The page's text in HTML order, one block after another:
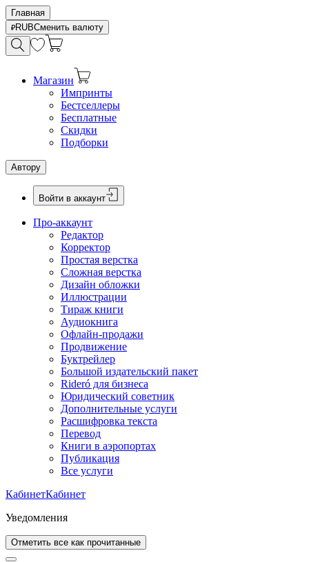
Главная
RUBСменить валюту
Магазин
Импринты
Бестселлеры
Бесплатные
Скидки
Подборки
Автору
Войти в аккаунт
Про-аккаунт
Редактор
Корректор
Простая верстка
Сложная верстка
Дизайн обложки
Иллюстрации
Тираж книги
Аудиокнига
Офлайн-продажи
Продвижение
Буктрейлер
Большой издательский пакет
Rideró для бизнеса
Юридический советник
Дополнительные услуги
Расшифровка текста
Перевод
Книги в аэропортах
Публикация
Все услуги
КабинетКабинет
Уведомления
Отметить все как прочитанные